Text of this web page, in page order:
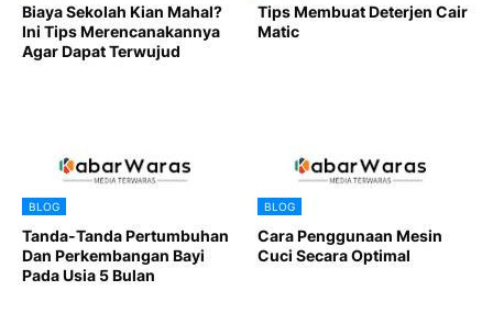
Biaya Sekolah Kian Mahal?
Ini Tips Merencanakannya
Agar Dapat Terwujud
Tips Membuat Deterjen Cair
Matic
BLOG
Tanda-Tanda Pertumbuhan
Dan Perkembangan Bayi
Pada Usia 5 Bulan
BLOG
Cara Penggunaan Mesin
Cuci Secara Optimal